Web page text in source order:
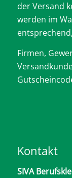
der Versand
werden im
Firmen,
Kontakt
SIVA